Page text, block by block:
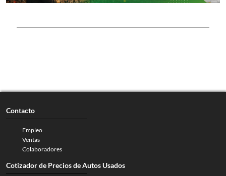
Contacto
Empleo
Ventas
Colaboradores
Cotizador de Precios de Autos Usados